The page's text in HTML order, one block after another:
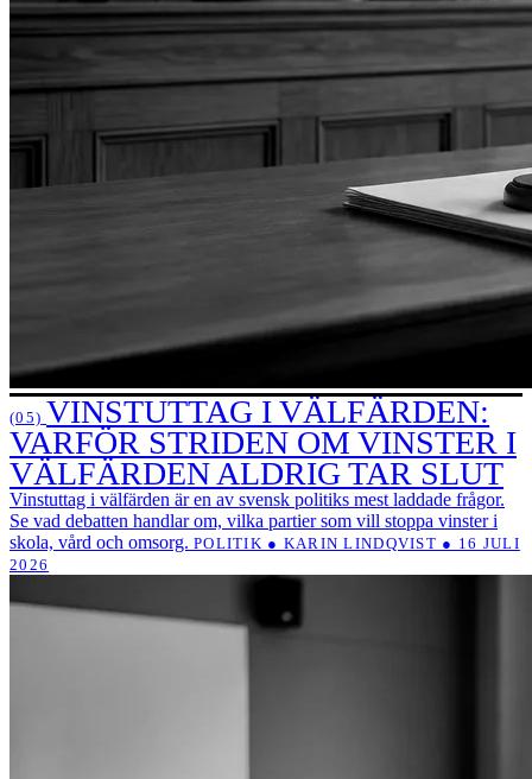
(05) VINSTUTTAG I VÄLFÄRDEN:
VARFÖR STRIDEN OM VINSTER I
VÄLFÄRDEN ALDRIG TAR SLUT
Vinstuttag i välfärden är en av svensk politiks mest laddade frågor.
Se vad debatten handlar om, vilka partier som vill stoppa vinster i
skola, vård och omsorg. POLITIK ● KARIN LINDQVIST ● 16 JULI
2026